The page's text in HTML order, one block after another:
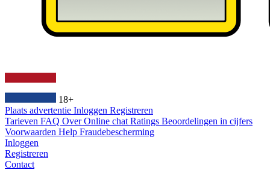
18+
Plaats advertentie Inloggen Registreren
Tarieven FAQ OverOnline chat Ratings Beoordelingen in cijfers
Voorwaarden Help Fraudebescherming
Inloggen
Registreren
Contact